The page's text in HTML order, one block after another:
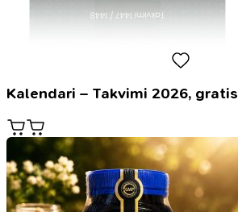
Kalendari – Takvimi 2026, gratis